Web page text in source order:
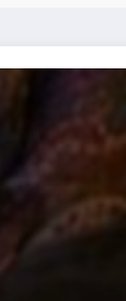
وثمارٌ)